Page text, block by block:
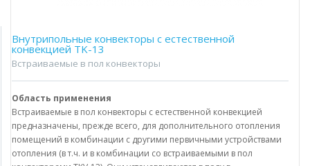
Внутрипольные конвекторы с естественной
конвекцией TK-13
Встраиваемые в пол конвекторы
Область применения
Встраиваемые в пол конвекторы с естественной конвекцией
предназначены, прежде всего, для дополнительного отопления
помещений в комбинации с другими первичными устройствами
отопления (в т.ч. и в комбинации со встраиваемыми в пол